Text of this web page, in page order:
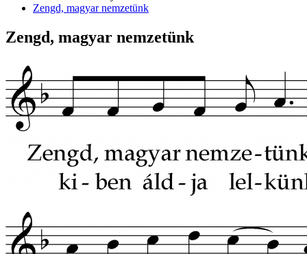
Zengd, magyar nemzetünk
Zengd, magyar nemzetünk